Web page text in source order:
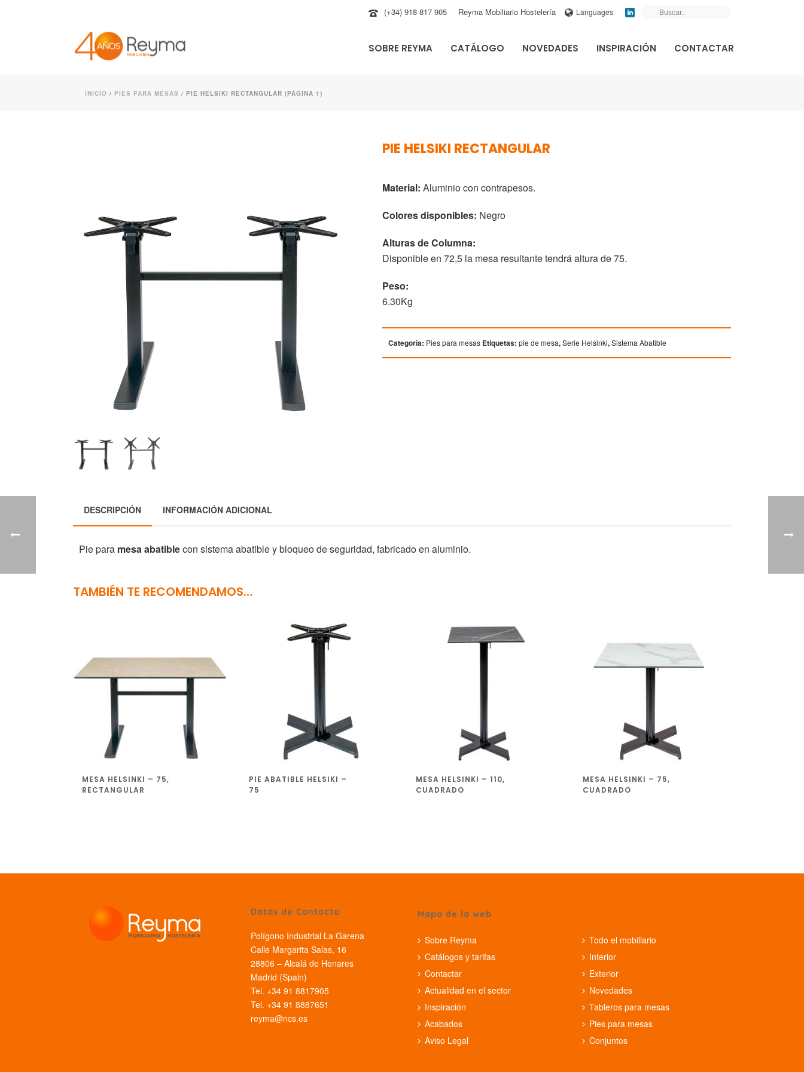
(+34) 918 817 905 Reyma Mobiliario Hostelería Languages
SOBRE REYMA CATÁLOGO NOVEDADES INSPIRACIÓN CONTACTAR
INICIO / PIES PARA MESAS / PIE HELSIKI RECTANGULAR (PÁGINA 1)
PIE HELSIKI RECTANGULAR
Material: Aluminio con contrapesos.
Colores disponibles: Negro
Alturas de Columna:
Disponible en 72,5 la mesa resultante tendrá altura de 75.
Peso:
6.30Kg
Categoría: Pies para mesas Etiquetas: pie de mesa,Serie Helsinki,Sistema Abatible
DESCRIPCIÓN INFORMACIÓN ADICIONAL
Pie para mesa abatiblecon sistema abatible y bloqueo de seguridad, fabricado en aluminio.
TAMBIÉN TE RECOMENDAMOS…
MESA HELSINKI – 75,
RECTANGULAR
PIE ABATIBLE HELSIKI –
75
MESA HELSINKI – 110,
CUADRADO
MESA HELSINKI – 75,
CUADRADO
Datos de Contacto
Polígono Industrial La Garena
Calle Margarita Salas, 16
28806 – Alcalá de Henares
Madrid (Spain)
Tel. +34 91 8817905
Tel. +34 91 8887651
reyma@ncs.es
Mapa de la web
Sobre Reyma
Catálogos y tarifas
Contactar
Actualidad en el sector
Inspiración
Acabados
Aviso Legal
Todo el mobiliario
Interior
Exterior
Novedades
Tableros para mesas
Pies para mesas
Conjuntos